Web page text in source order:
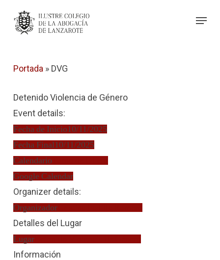
Menu
Portada » DVG
Detenido Violencia de Género
Event details:
Fecha de Inicio10/11/2025
Fecha Final 10/11/2025
Calendario
Google Calendar
Organizer details:
OrganizadorCristina Padilla Romero
Detalles del Lugar
LugarDetenido Violencia de Género
Información